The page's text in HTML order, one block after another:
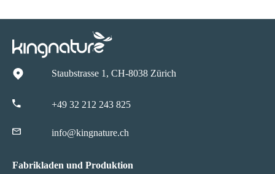
Staubstrasse 1, CH-8038 Zürich
+49 32 212 243 825
info@kingnature.ch
Fabrikladen und Produktion